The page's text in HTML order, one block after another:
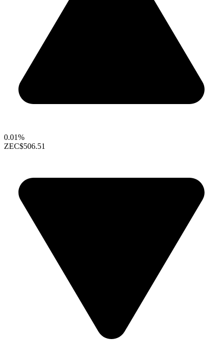
0.01%
ZEC$506.51